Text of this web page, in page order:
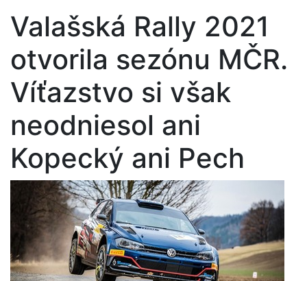
Valašská Rally 2021
otvorila sezónu MČR.
Víťazstvo si však
neodniesol ani
Kopecký ani Pech